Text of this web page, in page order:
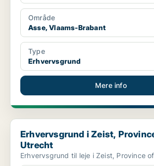
Område
Asse, Vlaams-Brabant
Type
Erhvervsgrund
Mere info
Erhvervsgrund i Zeist, Province of Utrecht
Erhvervsgrund i Zeist, Province of
Utrecht
Erhvervsgrund til leje i Zeist,